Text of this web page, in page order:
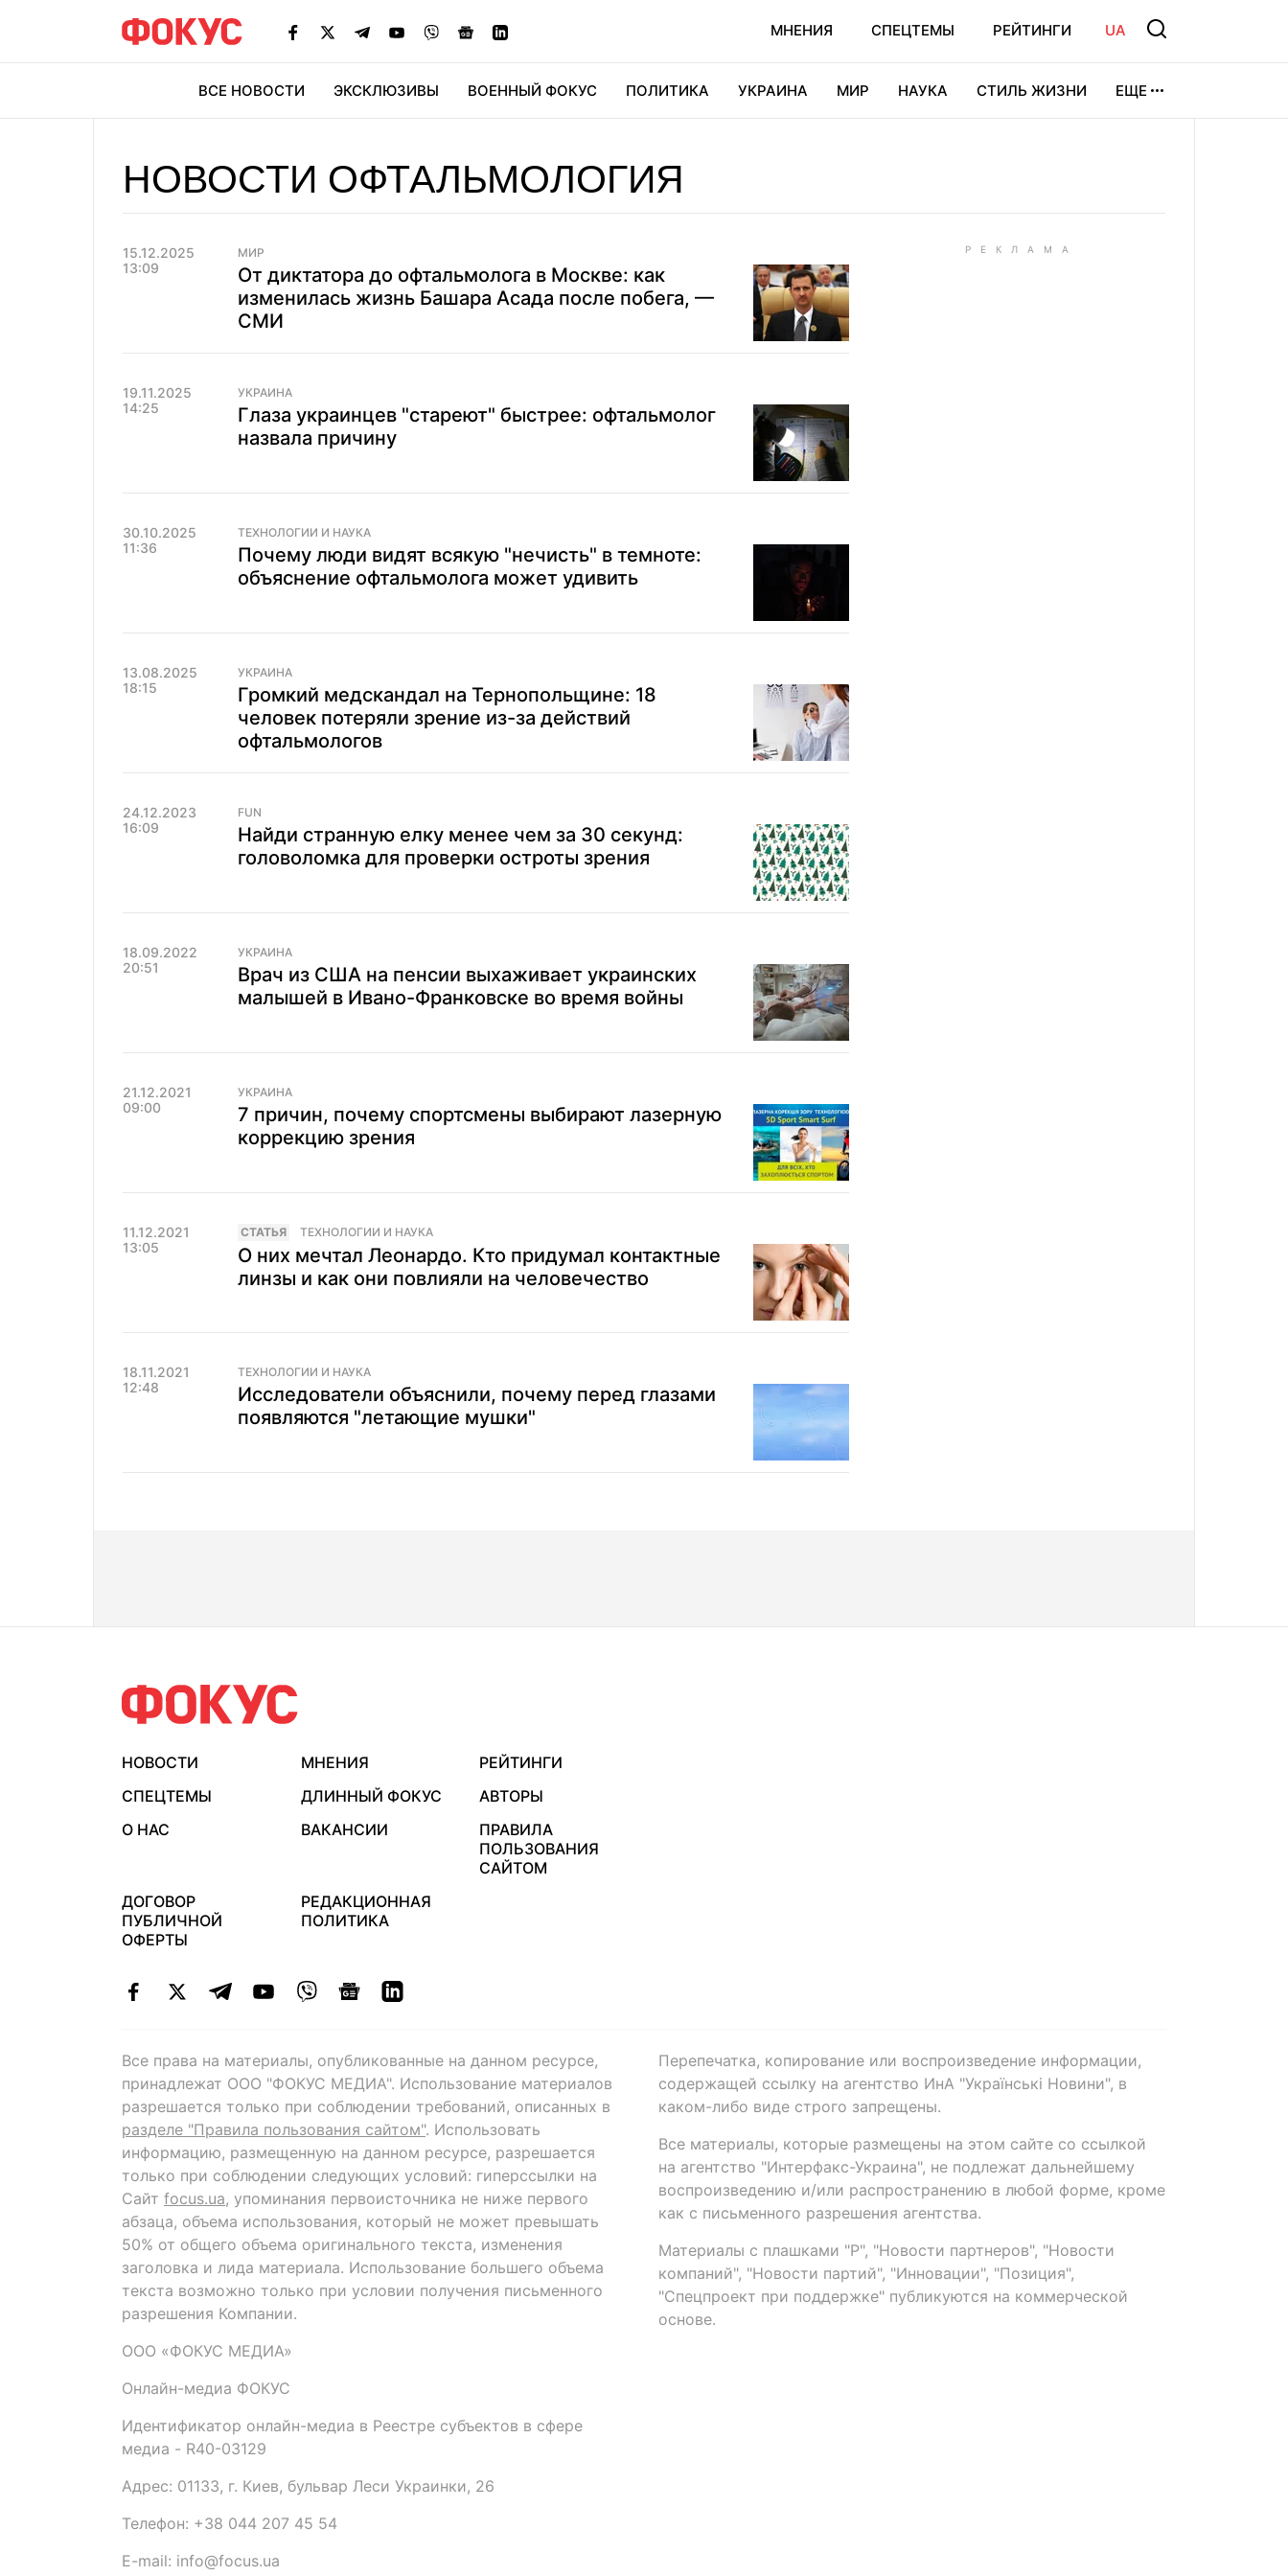
МНЕНИЯ СПЕЦТЕМЫ РЕЙТИНГИ UA
ВСЕ НОВОСТИ ЭКСКЛЮЗИВЫ ВОЕННЫЙ ФОКУС ПОЛИТИКА УКРАИНА МИР НАУКА СТИЛЬ ЖИЗНИ ЕЩЕ
НОВОСТИ ОФТАЛЬМОЛОГИЯ
15.12.2025
13:09
МИР
От диктатора до офтальмолога в Москве: как
изменилась жизнь Башара Асада после побега, —
СМИ
19.11.2025
14:25
УКРАИНА
Глаза украинцев "стареют" быстрее: офтальмолог
назвала причину
30.10.2025
11:36
ТЕХНОЛОГИИ И НАУКА
Почему люди видят всякую "нечисть" в темноте:
объяснение офтальмолога может удивить
13.08.2025
18:15
УКРАИНА
Громкий медскандал на Тернопольщине: 18
человек потеряли зрение из-за действий
офтальмологов
24.12.2023
16:09
FUN
Найди странную елку менее чем за 30 секунд:
головоломка для проверки остроты зрения
18.09.2022
20:51
УКРАИНА
Врач из США на пенсии выхаживает украинских
малышей в Ивано-Франковске во время войны
21.12.2021
09:00
УКРАИНА
7 причин, почему спортсмены выбирают лазерную
коррекцию зрения
11.12.2021
13:05
CТАТЬЯ ТЕХНОЛОГИИ И НАУКА
О них мечтал Леонардо. Кто придумал контактные
линзы и как они повлияли на человечество
18.11.2021
12:48
ТЕХНОЛОГИИ И НАУКА
Исследователи объяснили, почему перед глазами
появляются "летающие мушки"
НОВОСТИ МНЕНИЯ
РЕЙТИНГИ
СПЕЦТЕМЫ
ДЛИННЫЙ ФОКУС
АВТОРЫ
О НАС
ВАКАНСИИ
ПРАВИЛА
ПОЛЬЗОВАНИЯ
САЙТОМ
ДОГОВОР
ПУБЛИЧНОЙ
ОФЕРТЫ
РЕДАКЦИОННАЯ
ПОЛИТИКА
Все права на материалы, опубликованные на данном ресурсе,
принадлежат ООО "ФОКУС МЕДИА". Использование материалов
разрешается только при соблюдении требований, описанных в
разделе "Правила пользования сайтом". Использовать
информацию, размещенную на данном ресурсе, разрешается
только при соблюдении следующих условий: гиперссылки на
Сайт focus.ua, упоминания первоисточника не ниже первого
абзаца, объема использования, который не может превышать
50% от общего объема оригинального текста, изменения
заголовка и лида материала. Использование большего объема
текста возможно только при условии получения письменного
разрешения Компании.
ООО «ФОКУС МЕДИА»
Онлайн-медиа ФОКУС
Идентификатор онлайн-медиа в Реестре субъектов в сфере
медиа - R40-03129
Адрес: 01133, г. Киев, бульвар Леси Украинки, 26
Телефон: +38 044 207 45 54
E-mail: info@focus.ua
Перепечатка, копирование или воспроизведение информации,
содержащей ссылку на агентство ИнА "Українські Новини", в
каком-либо виде строго запрещены.
Все материалы, которые размещены на этом сайте со ссылкой
на агентство "Интерфакс-Украина", не подлежат дальнейшему
воспроизведению и/или распространению в любой форме, кроме
как с письменного разрешения агентства.
Материалы с плашками "Р", "Новости партнеров", "Новости
компаний", "Новости партий", "Инновации", "Позиция",
"Спецпроект при поддержке" публикуются на коммерческой
основе.